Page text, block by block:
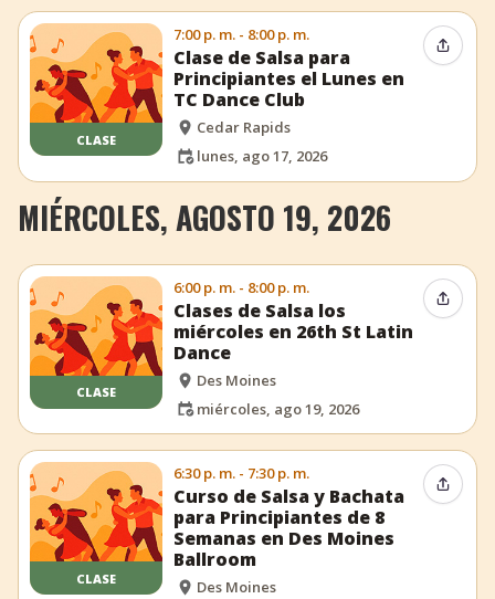
CLASE
7:00 p. m. - 8:00 p. m.
Clase de Salsa para
Principiantes el Lunes en
TC Dance Club
Cedar Rapids
lunes, ago 17, 2026
MIÉRCOLES, AGOSTO 19, 2026
CLASE
6:00 p. m. - 8:00 p. m.
Clases de Salsa los
miércoles en 26th St Latin
Dance
Des Moines
miércoles, ago 19, 2026
CLASE
6:30 p. m. - 7:30 p. m.
Curso de Salsa y Bachata
para Principiantes de 8
Semanas en Des Moines
Ballroom
Des Moines